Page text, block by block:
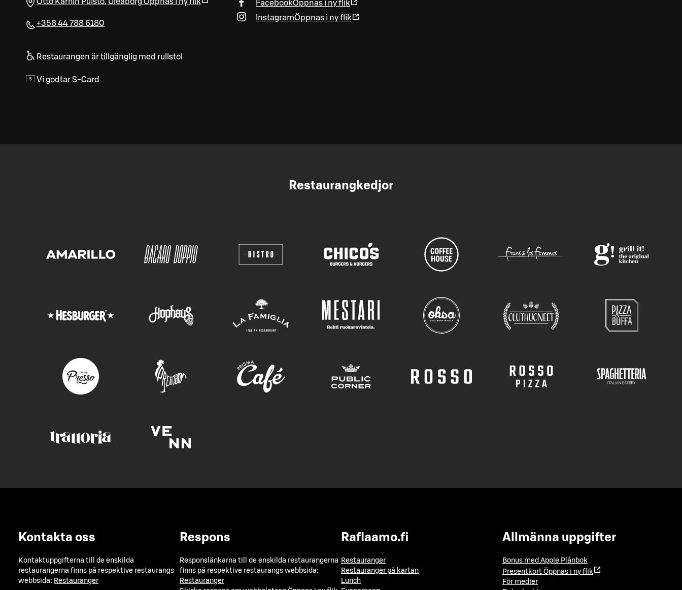
Otto Karhin Puisto, UleåborgÖppnas i ny flik
+358 44 788 6180
Restaurangen är tillgänglig med rullstol
Vi godtar S-Card
FacebookÖppnas i ny flik
InstagramÖppnas i ny flik
Restaurangkedjor
Kontakta oss
Kontaktuppgifterna till de enskilda
restaurangerna finns på respektive restaurangs
webbsida: Restauranger
Respons
Responslänkarna till de enskilda restaurangerna
finns på respektive restaurangs webbsida:
Restauranger
Raflaamo.fi
Restauranger
Restauranger på kartan
Lunch
Allmänna uppgifter
Bonus med Apple Plånbok
Presentkort Öppnas i ny flik
För medier